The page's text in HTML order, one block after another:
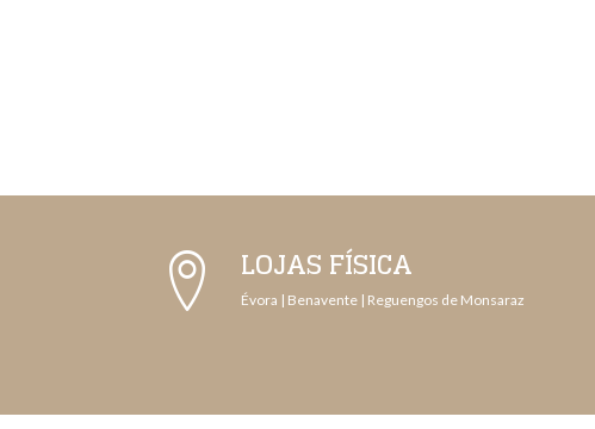
LOJAS FÍSICA
Évora | Benavente | Reguengos de Monsaraz